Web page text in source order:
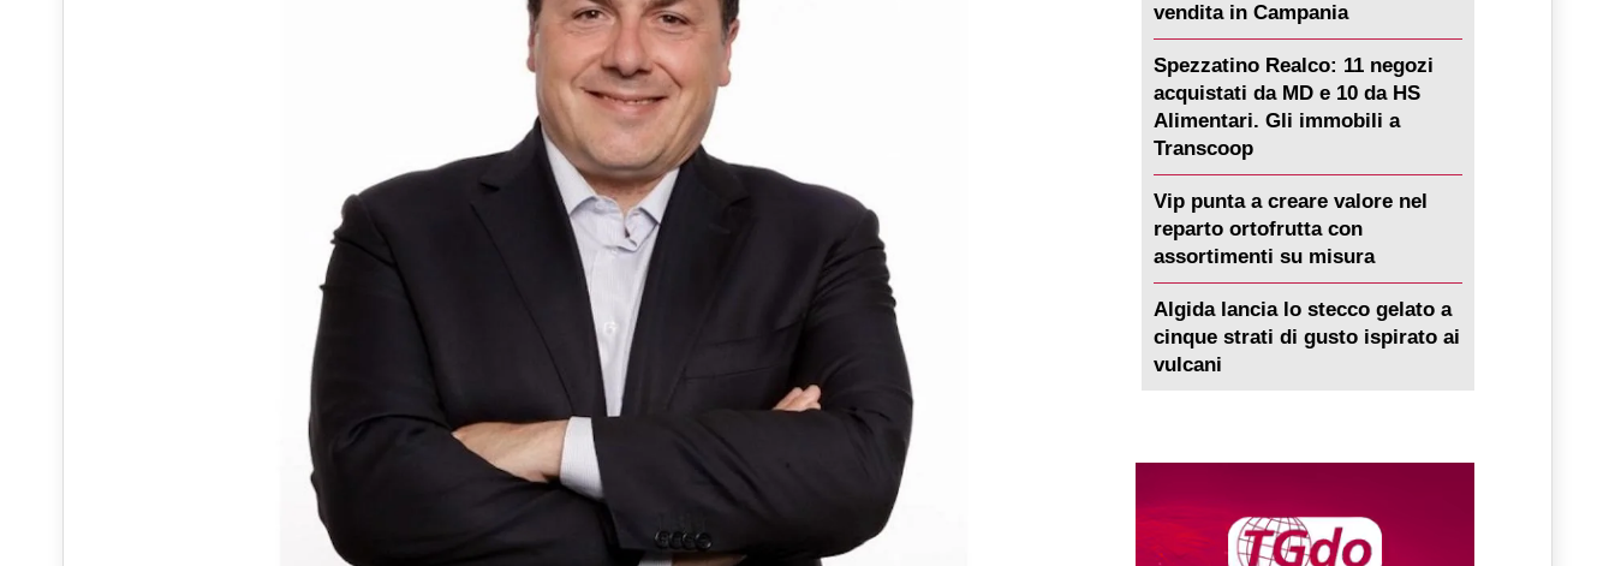
vendita in Campania
Spezzatino Realco: 11 negozi
acquistati da MD e 10 da HS
Alimentari. Gli immobili a
Transcoop
Vip punta a creare valore nel
reparto ortofrutta con
assortimenti su misura
Algida lancia lo stecco gelato a
cinque strati di gusto ispirato ai
vulcani